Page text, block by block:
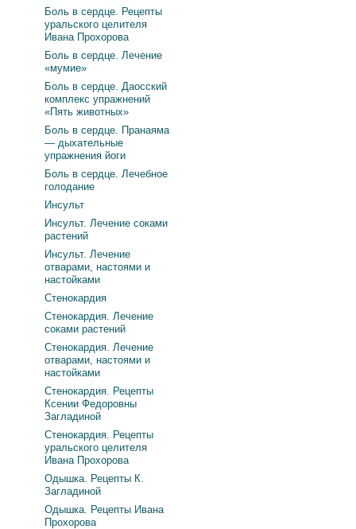
Боль в сердце. Рецепты
уральского целителя
Ивана Прохорова
Боль в сердце. Лечение
«мумие»
Боль в сердце. Даосский
комплекс упражнений
«Пять животных»
Боль в сердце. Пранаяма
— дыхательные
упражнения йоги
Боль в сердце. Лечебное
голодание
Инсульт
Инсульт. Лечение соками
растений
Инсульт. Лечение
отварами, настоями и
настойками
Стенокардия
Стенокардия. Лечение
соками растений
Стенокардия. Лечение
отварами, настоями и
настойками
Стенокардия. Рецепты
Ксении Федоровны
Загладиной
Стенокардия. Рецепты
уральского целителя
Ивана Прохорова
Одышка. Рецепты К.
Загладиной
Одышка. Рецепты Ивана
Прохорова